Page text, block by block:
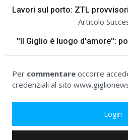
Lavori sul porto: ZTL
Articolo
''Il Giglio è luogo d'amore'':
Per commentare occorre
credenziali al sito
Login